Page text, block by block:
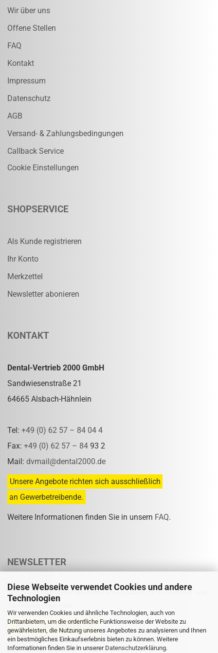
Diese Webseite verwendet Cookies und andere
Technologien
Wir verwenden Cookies und ähnliche Technologien, auch von
Drittanbietern, um die ordentliche Funktionsweise der Website zu
gewährleisten, die Nutzung unseres Angebotes zu analysieren und Ihnen
ein bestmögliches Einkaufserlebnis bieten zu können. Weitere
Informationen finden Sie in unserer Datenschutzerklärung.
Wir über uns
Offene Stellen
FAQ
Kontakt
Impressum
Datenschutz
AGB
Versand- & Zahlungsbedingungen
Callback Service
Cookie Einstellungen
SHOPSERVICE
Als Kunde registrieren
Ihr Konto
Merkzettel
Newsletter abonieren
KONTAKT
Dental-Vertrieb 2000 GmbH
Sandwiesenstraße 21
64665 Alsbach-Hähnlein
Tel: +49 (0) 62 57 – 84 04 4
Fax: +49 (0) 62 57 – 84 93 2
Mail: dvmail@dental2000.de
Unsere Angebote richten sich ausschließlich
an Gewerbetreibende.
Weitere Informationen finden Sie in unsern FAQ.
NEWSLETTER
Abonnieren Sie unseren Newsletter und verpassen Sie keine Rabatt- oder
Sonderpreisaktion mehr.
Eine Abmeldung ist jederzeit möglich.